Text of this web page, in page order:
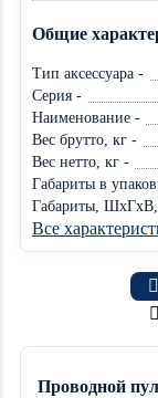
Общие
Тип аксессуара -
Серия -
Наименование -
Вес брутто, кг -
Вес нетто, кг -
Габариты в
Габариты,
Все
Проводной